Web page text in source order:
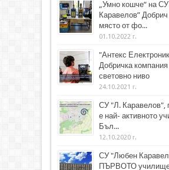
„Умно кошче“ на
Каравелов”
място от фо...
01.10.2022 г.
"Антекс
Добричка компания
световно ниво
24.10.2021 г.
СУ "Л. Каравелов",
е най- активното
Бъл...
12.10.2020 г.
СУ "Любен
ПЪРВОТО училище